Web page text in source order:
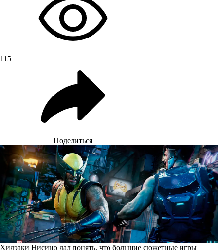
115
Поделиться
Хидэаки Нисино дал понять, что большие сюжетные игры